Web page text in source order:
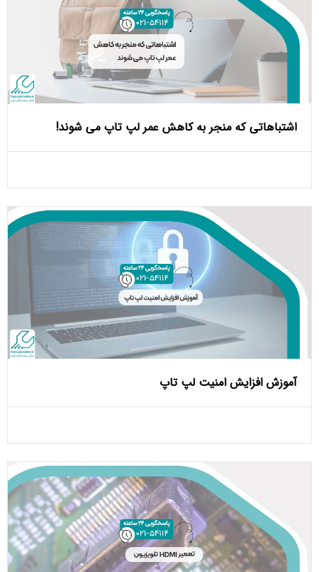
اشتباهاتی که منجر به کاهش عمر لپ تاپ می ‌شوند!
آموزش افزایش امنیت لپ تاپ